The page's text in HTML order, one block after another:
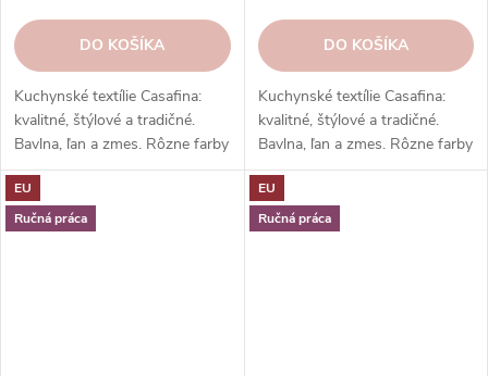
DO KOŠÍKA
Kuchynské textílie Casafina:
kvalitné, štýlové a tradičné.
Bavlna, ľan a zmes. Rôzne farby
a vzory. Hodí sa k riadu a
doplnkom. Skvelý darček.
DO KOŠÍKA
Kuchynské textílie Casafina:
kvalitné, štýlové a tradičné.
Bavlna, ľan a zmes. Rôzne farby
a vzory. Hodí sa k riadu a
doplnkom. Skvelý darček.
EU
Ručná práca
EU
Ručná práca